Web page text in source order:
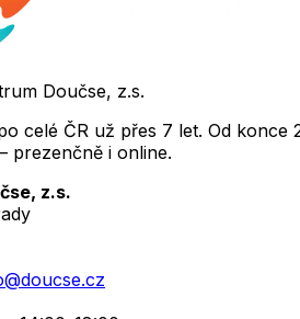
Doučse, z.s.
celé ČR už přes 7 let. Od
prezenčně i online.
z.s.